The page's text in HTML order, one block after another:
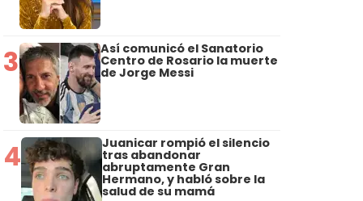
3 Así comunicó el Sanatorio
Centro de Rosario la muerte
de Jorge Messi
4 Juanicar rompió el silencio
tras abandonar
abruptamente Gran
Hermano, y habló sobre la
salud de su mamá